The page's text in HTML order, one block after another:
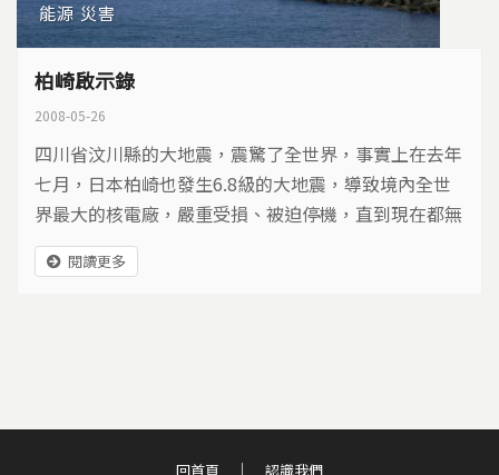
能源 災害
柏崎啟示錄
2008-05-26
四川省汶川縣的大地震，震驚了全世界，事實上在去年
七月，日本柏崎也發生6.8級的大地震，導致境內全世
界最大的核電廠，嚴重受損、被迫停機，直到現在都無
法運轉。同樣位在環太平洋地震帶的台灣，有六座核能
機組，而核四也預計明年完工正式運轉，如果遇到強烈
閱讀更多
回首頁 認識我們